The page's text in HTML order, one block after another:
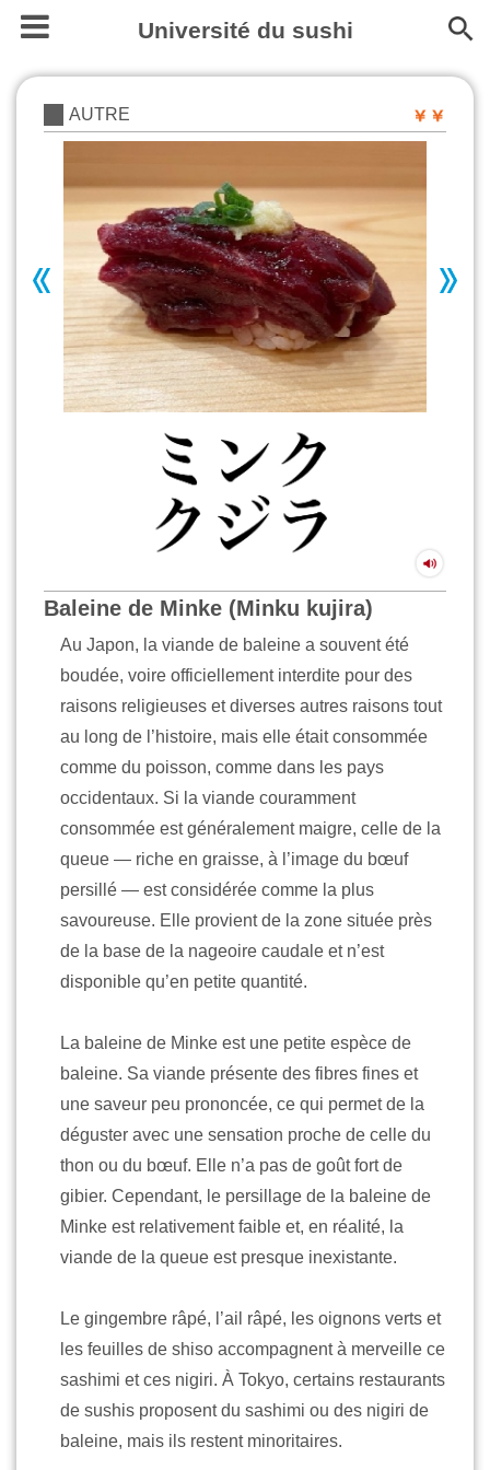
Université du sushi
AUTRE
Baleine de Minke (Minku kujira)
Au Japon, la viande de baleine a souvent été
boudée, voire officiellement interdite pour des
raisons religieuses et diverses autres raisons tout
au long de l’histoire, mais elle était consommée
comme du poisson, comme dans les pays
occidentaux. Si la viande couramment
consommée est généralement maigre, celle de la
queue — riche en graisse, à l’image du bœuf
persillé — est considérée comme la plus
savoureuse. Elle provient de la zone située près
de la base de la nageoire caudale et n’est
disponible qu’en petite quantité.
La baleine de Minke est une petite espèce de
baleine. Sa viande présente des fibres fines et
une saveur peu prononcée, ce qui permet de la
déguster avec une sensation proche de celle du
thon ou du bœuf. Elle n’a pas de goût fort de
gibier. Cependant, le persillage de la baleine de
Minke est relativement faible et, en réalité, la
viande de la queue est presque inexistante.
Le gingembre râpé, l’ail râpé, les oignons verts et
les feuilles de shiso accompagnent à merveille ce
sashimi et ces nigiri. À Tokyo, certains restaurants
de sushis proposent du sashimi ou des nigiri de
baleine, mais ils restent minoritaires.